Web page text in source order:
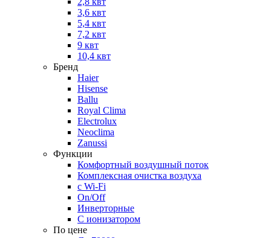
3,6 квт
5,4 квт
7,2 квт
9 квт
10,4 квт
Бренд
Haier
Hisense
Ballu
Royal Clima
Electrolux
Neoclima
Zanussi
Функции
Комфортный воздушный поток
Комплексная очистка воздуха
с Wi-Fi
On/Off
Инверторные
С ионизатором
По цене